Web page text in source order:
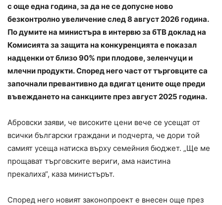
с още една година, за да не се допусне ново
безконтролно увеличение след 8 август 2026 година.
По думите на министъра в интервю за бТВдоклад на
Комисията за защита на конкуренцията е показал
надценки от близо 90% при плодове, зеленчуци и
млечни продукти.Според него част от търговците са
започнали превантивно да вдигат цените още преди
въвеждането на санкциите през август 2025 година.
Абровски заяви, че високите цени вече се усещат от
всички български граждани и подчерта, че дори той
самият усеща натиска върху семейния бюджет. „Ще ме
прощават търговските вериги, ама наистина
прекалиха“, каза министърът.
Според него новият законопроект е внесен още през